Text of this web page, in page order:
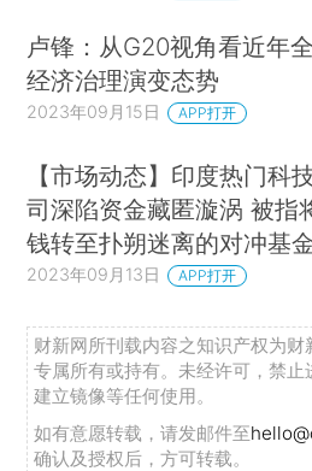
卢锋：从G20视角看近年
经济治理演变态势
2023年09月15日 APP打开
【市场动态】印度热门科
司深陷资金藏匿漩涡 被指
钱转至扑朔迷离的对冲基
2023年09月13日 APP打开
财新网所刊载内容之知识产权为财
专属所有或持有。未经许可，禁止
建立镜像等任何使用。
如有意愿转载，请发邮件至
确认及授权后，方可转载。